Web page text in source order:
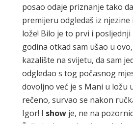
posao odaje priznanje tako
premijeru odgledaš iz
lože! Bilo je to prvi i
godina otkad sam ušao u
kazalište na svijetu, da sam
odgledao s tog počasnog
dovoljno već je s Mani u ložu
rečeno, survao se nakon
Igor! I showje, ne na